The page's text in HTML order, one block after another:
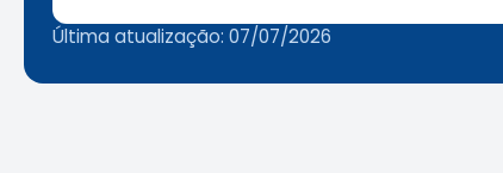
Última atualização: 07/07/2026